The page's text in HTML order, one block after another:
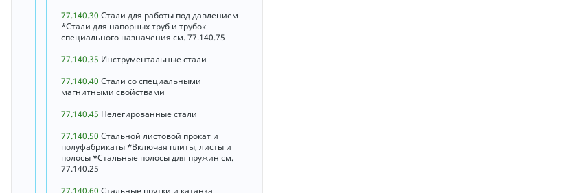
77.140.30 Стали для работы под давлением
*Стали для напорных труб и трубок
специального назначения см. 77.140.75
77.140.35 Инструментальные стали
77.140.40 Стали со специальными
магнитными свойствами
77.140.45 Нелегированные стали
77.140.50 Стальной листовой прокат и
полуфабрикаты *Включая плиты, листы и
полосы *Стальные полосы для пружин см.
77.140.25
77.140.60 Стальные прутки и катанка